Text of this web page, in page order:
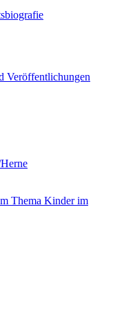
Veröffentlichungen
Thema Kinder im